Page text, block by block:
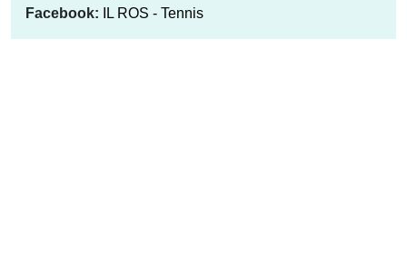
Facebook:
IL ROS - Tennis